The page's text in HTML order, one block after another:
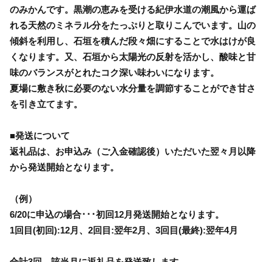
のみかんです。黒潮の恵みを受ける紀伊水道の潮風から運ば
れる天然のミネラル分をたっぷりと取りこんでいます。山の
傾斜を利用し、石垣を積んだ段々畑にすることで水はけが良
くなります。又、石垣から太陽光の反射を活かし、酸味と甘
味のバランスがとれたコク深い味わいになります。
夏場に敷き秋に必要のない水分量を調節することができ甘さ
を引き立てます。
■発送について
返礼品は、お申込み（ご入金確認後）いただいた翌々月以降
から発送開始となります。
（例）
6/20に申込の場合･･･初回12月発送開始となります。
1回目(初回):12月、2回目:翌年2月、3回目(最終):翌年4月